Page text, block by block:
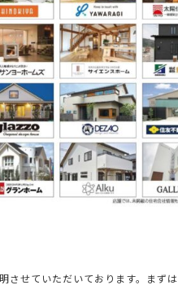
せていただいております。まず